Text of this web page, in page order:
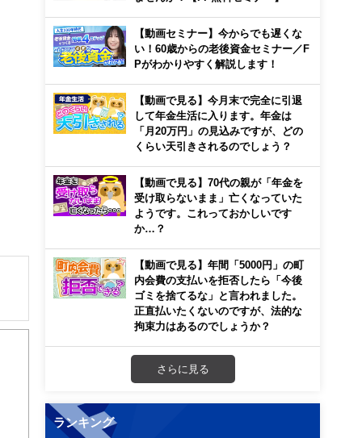
て
【動画セミナー】今からでも遅くな
い！60歳からの老後資金セミナー／F
Pがわかりやすく解説します！
【動画で見る】今月末で完全に引退
して年金生活に入ります。年金は
「月20万円」の見込みですが、どの
くらい天引きされるのでしょう？
【動画で見る】70代の親が「年金を
受け取らないまま」亡くなっていた
ようです。これっておかしいです
か…？
【動画で見る】年間「5000円」の町
内会費の支払いを拒否したら「今後
ゴミを捨てるな」と言われました。
正直払いたくないのですが、法的な
拘束力はあるのでしょうか？
さらに見る
ランキング